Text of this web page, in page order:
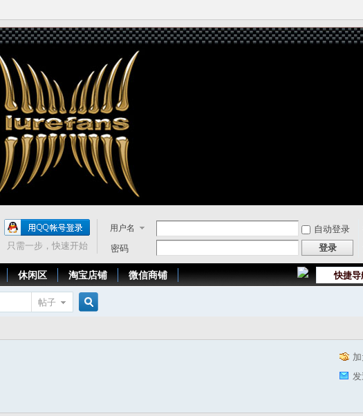
用户名 自动登录
密码
登录
只需一步，快速开始
快捷导
休闲区 淘宝店铺 微信商铺
帖子